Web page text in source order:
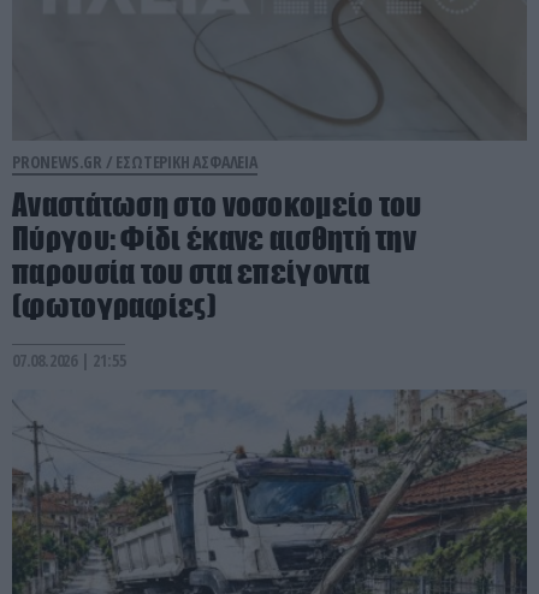
PRONEWS.GR / ΕΣΩΤΕΡΙΚΗ ΑΣΦΑΛΕΙΑ
Αναστάτωση στο νοσοκομείο του
Πύργου: Φίδι έκανε αισθητή την
παρουσία του στα επείγοντα
(φωτογραφίες)
07.08.2026 | 21:55